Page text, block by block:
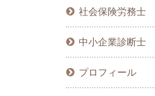
社会保険労務士
中小企業診断士
プロフィール